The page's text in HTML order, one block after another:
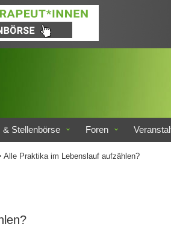
& Stellenbörse Foren
Alle Praktika im Lebenslauf aufzählen?